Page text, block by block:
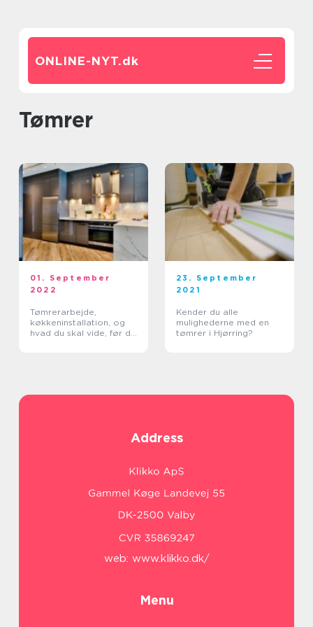
ONLINE-NYT.dk
tømrer
01. September
2022
Tømrerarbejde,
køkkeninstallation, og
hvad du skal vide, før du
23. September
2021
Kender du alle
mulighederne med en
tømrer i Hjørring?
Address
web: www.klikko.dk/
Menu